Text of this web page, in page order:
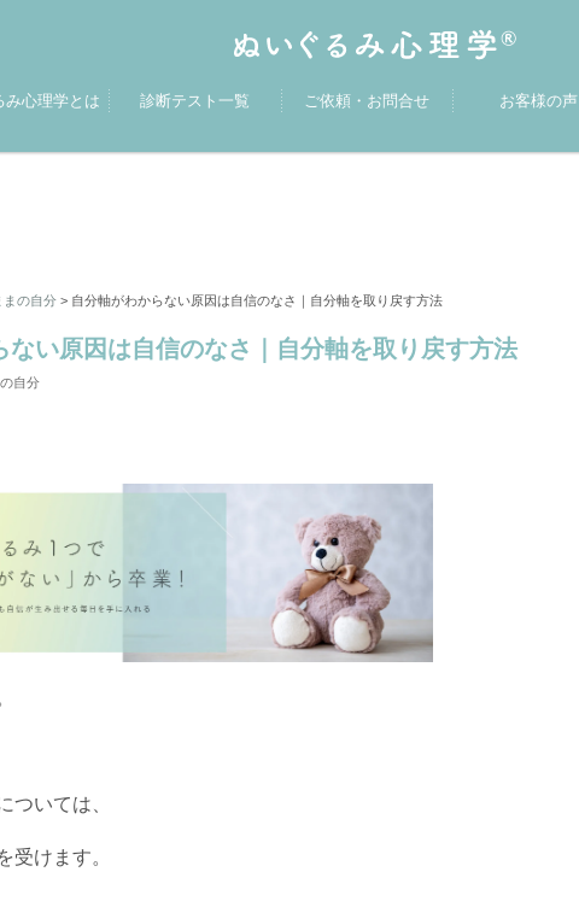
み心理学とは 診断テスト一覧 ご依頼・お問合せ お客様の声
まの自分 > 自分軸がわからない原因は自信のなさ｜自分軸を取り戻す方法
ない原因は自信のなさ｜自分軸を取り戻す方法
自分
ついては、
受けます。